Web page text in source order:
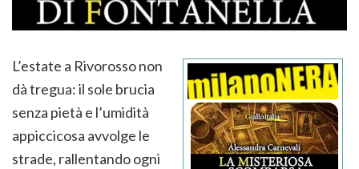
L’estate a Rivorosso non
dà tregua: il sole brucia
senza pietà e l’umidità
appiccicosa avvolge le
strade, rallentando ogni